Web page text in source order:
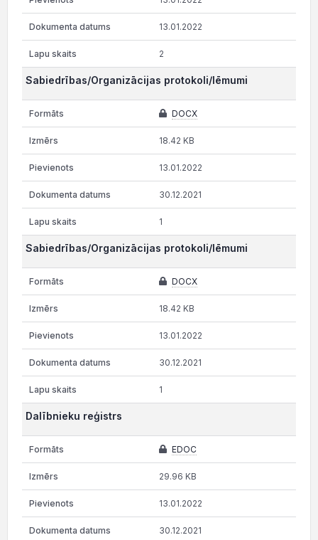
13.01.2022
2
Sabiedrības/Organizācijas protokoli/lēmumi
DOCX
18.42 KB
13.01.2022
30.12.2021
1
Sabiedrības/Organizācijas protokoli/lēmumi
DOCX
18.42 KB
13.01.2022
30.12.2021
1
Dalībnieku reģistrs
EDOC
29.96 KB
13.01.2022
30.12.2021